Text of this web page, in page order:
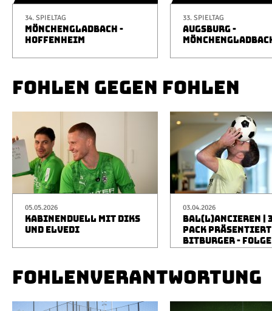
34. SPIELTAG
MÖNCHENGLADBACH -
HOFFENHEIM
33. SPIELTAG
AUGSBURG -
FOHLEN GEGEN FOHLEN
05.05.2026
KABINENDUELL MIT DIKS
UND ELVEDI
03.04.2026
BAL(L)ANCIEREN |
PACK
BITBURGER -
FOHLENVERANTWORTUNG